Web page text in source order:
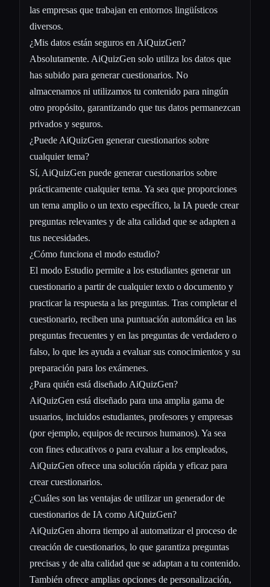
las empresas que trabajan en entornos lingüísticos
diversos.
¿Mis datos están seguros en AiQuizGen?
Absolutamente. AiQuizGen solo utiliza los datos que
has subido para generar cuestionarios. No
almacenamos ni utilizamos tu contenido para ningún
otro propósito, garantizando que tus datos permanezcan
privados y seguros.
¿Puede AiQuizGen generar cuestionarios sobre
cualquier tema?
Sí, AiQuizGen puede generar cuestionarios sobre
prácticamente cualquier tema. Ya sea que proporciones
un tema amplio o un texto específico, la IA puede crear
preguntas relevantes y de alta calidad que se adapten a
tus necesidades.
¿Cómo funciona el modo estudio?
El modo Estudio permite a los estudiantes generar un
cuestionario a partir de cualquier texto o documento y
practicar la respuesta a las preguntas. Tras completar el
cuestionario, reciben una puntuación automática en las
preguntas frecuentes y en las preguntas de verdadero o
falso, lo que les ayuda a evaluar sus conocimientos y su
preparación para los exámenes.
¿Para quién está diseñado AiQuizGen?
AiQuizGen está diseñado para una amplia gama de
usuarios, incluidos estudiantes, profesores y empresas
(por ejemplo, equipos de recursos humanos). Ya sea
con fines educativos o para evaluar a los empleados,
AiQuizGen ofrece una solución rápida y eficaz para
crear cuestionarios.
¿Cuáles son las ventajas de utilizar un generador de
cuestionarios de IA como AiQuizGen?
AiQuizGen ahorra tiempo al automatizar el proceso de
creación de cuestionarios, lo que garantiza preguntas
precisas y de alta calidad que se adaptan a tu contenido.
También ofrece amplias opciones de personalización,